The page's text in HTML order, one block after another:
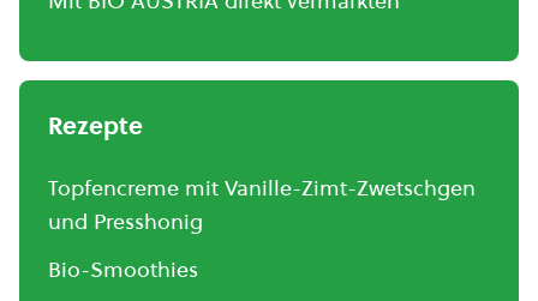
Rezepte
Topfencreme mit Vanille-Zimt-Zwetschgen
und Presshonig
Bio-Smoothies